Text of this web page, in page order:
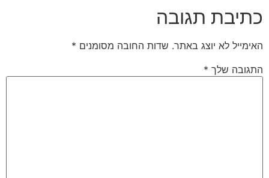
כתיבת תגובה
האימייל לא יוצג באתר. שדות החובה מסומנים *
התגובה שלך *